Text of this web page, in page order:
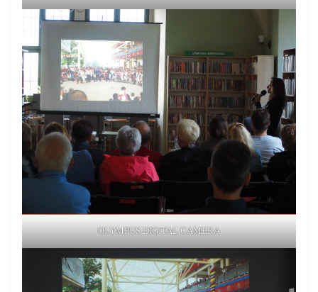
OLYMPUS DIGITAL CAMERA